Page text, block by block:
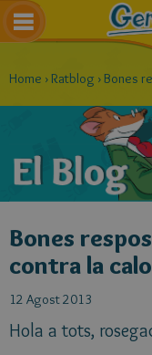
Home ›Ratblog ›Bones
Bones
contra la
12 Agost 2013
Hola a tots,